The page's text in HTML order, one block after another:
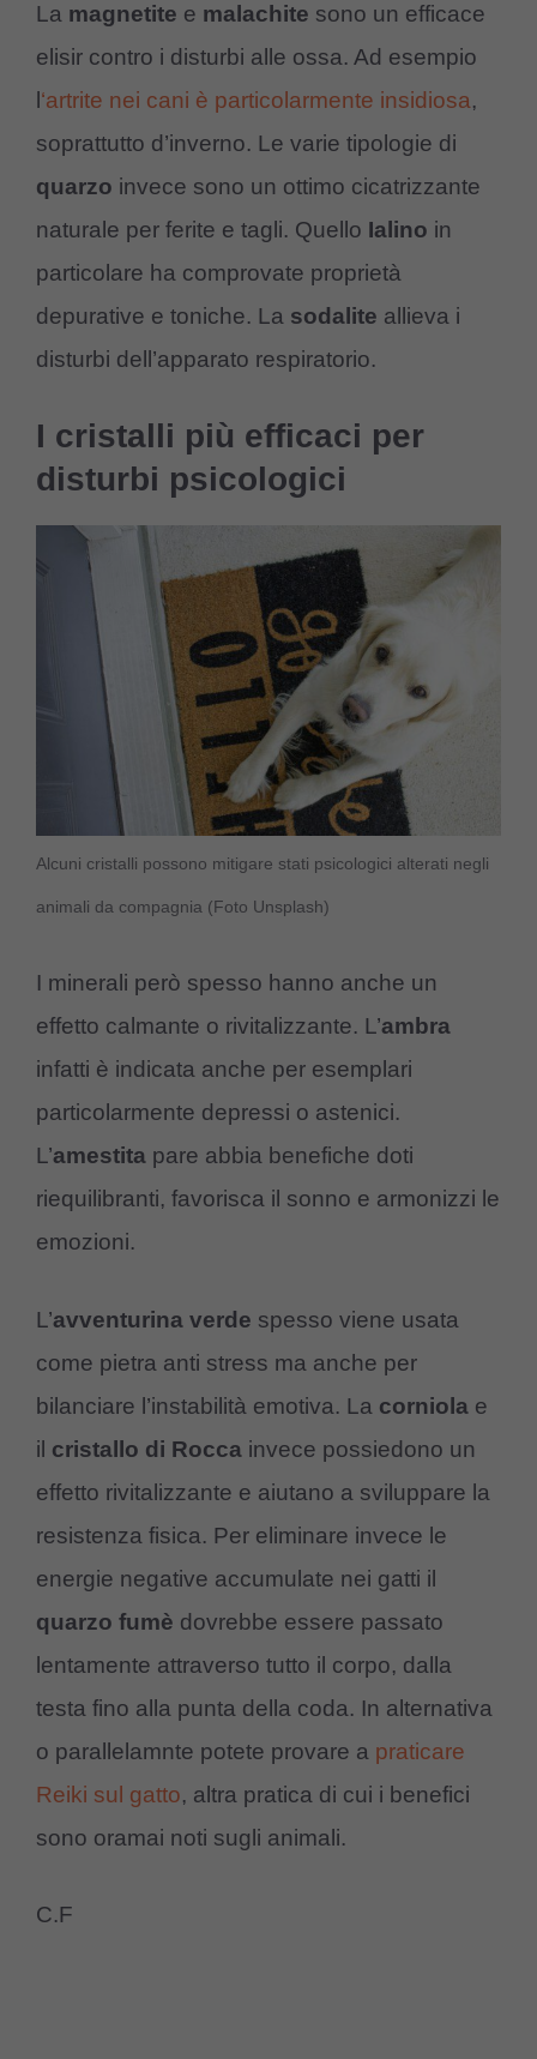
La magnetite e malachite sono un efficace
elisir contro i disturbi alle ossa. Ad esempio
l‘artrite nei cani è particolarmente insidiosa,
soprattutto d’inverno. Le varie tipologie di
quarzo invece sono un ottimo cicatrizzante
naturale per ferite e tagli. Quello Ialino in
particolare ha comprovate proprietà
depurative e toniche. La sodalite allieva i
disturbi dell’apparato respiratorio.
I cristalli più efficaci per
disturbi psicologici
Alcuni cristalli possono mitigare stati psicologici alterati negli
animali da compagnia (Foto Unsplash)
I minerali però spesso hanno anche un
effetto calmante o rivitalizzante. L’ambra
infatti è indicata anche per esemplari
particolarmente depressi o astenici.
L’amestita pare abbia benefiche doti
riequilibranti, favorisca il sonno e armonizzi le
emozioni.
L’avventurina verde spesso viene usata
come pietra anti stress ma anche per
bilanciare l’instabilità emotiva. La corniola e
il cristallo di Rocca invece possiedono un
effetto rivitalizzante e aiutano a sviluppare la
resistenza fisica. Per eliminare invece le
energie negative accumulate nei gatti il
quarzo fumè dovrebbe essere passato
lentamente attraverso tutto il corpo, dalla
testa fino alla punta della coda. In alternativa
o parallelamnte potete provare a praticare
Reiki sul gatto, altra pratica di cui i benefici
sono oramai noti sugli animali.
C.F